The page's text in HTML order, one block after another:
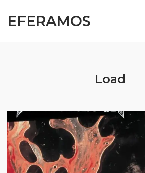
EFERAMOS
Load